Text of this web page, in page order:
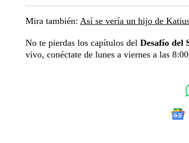
Mira también: Así se vería un hijo de
No te pierdas los capítulos del Desafío del
vivo, conéctate de lunes a viernes a las